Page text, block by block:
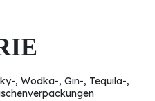
, Wodka-, Gin-, Tequila-,